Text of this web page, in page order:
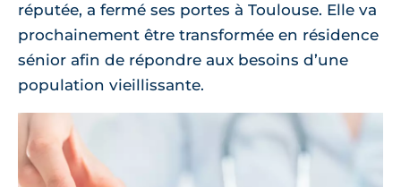
réputée, a fermé ses portes à Toulouse. Elle va
prochainement être transformée en résidence
sénior afin de répondre aux besoins d’une
population vieillissante.